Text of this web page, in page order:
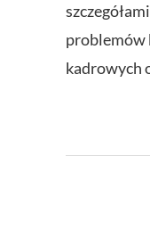
problemów
kadrowych